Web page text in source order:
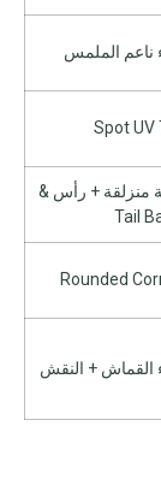
الملمس
Spot
منزلقة + رأس &
Tail
Rounded
+ النقش